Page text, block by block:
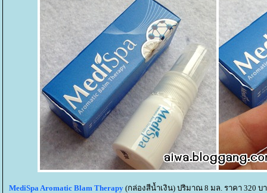
MediSpa Aromatic Blam Therapy (กล่องสีน้ำเงิน) ปริมาณ 8 มล. ราคา 320 บ